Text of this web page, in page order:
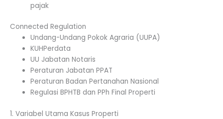
pajak
Connected Regulation
Undang-Undang Pokok Agraria (UUPA)
KUHPerdata
UU Jabatan Notaris
Peraturan Jabatan PPAT
Peraturan Badan Pertanahan Nasional
Regulasi BPHTB dan PPh Final Properti
1. Variabel Utama Kasus Properti